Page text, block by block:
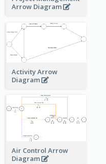
Arrow Diagram
Activity Arrow
Diagram
Air Control Arrow
Diagram